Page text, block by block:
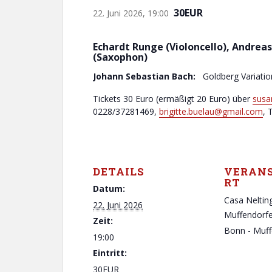
22. Juni 2026, 19:00 30EUR
Echardt Runge (Violoncello),
(Saxophon)
Johann Sebastian Bach: Goldberg
Tickets 30 Euro (ermäßigt 20 Euro) über
0228/37281469, brigitte.buelau@gmail.com,
DETAILS
Datum:
22. Juni 2026
Zeit:
19:00
Eintritt:
30EUR
RT
Casa
Bonn -